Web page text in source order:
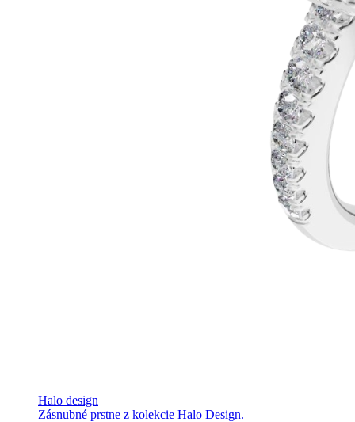
Halo design
Zásnubné prstne z kolekcie Halo Design.